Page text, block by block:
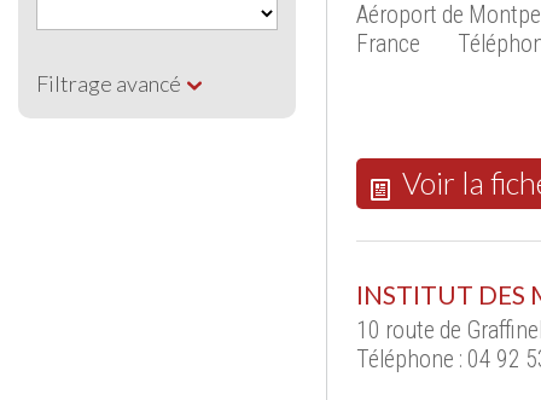
Filtrage avancé
Aéroport de
France
Voir la
INSTITUT DES
10 route de
Téléphone : 04 92